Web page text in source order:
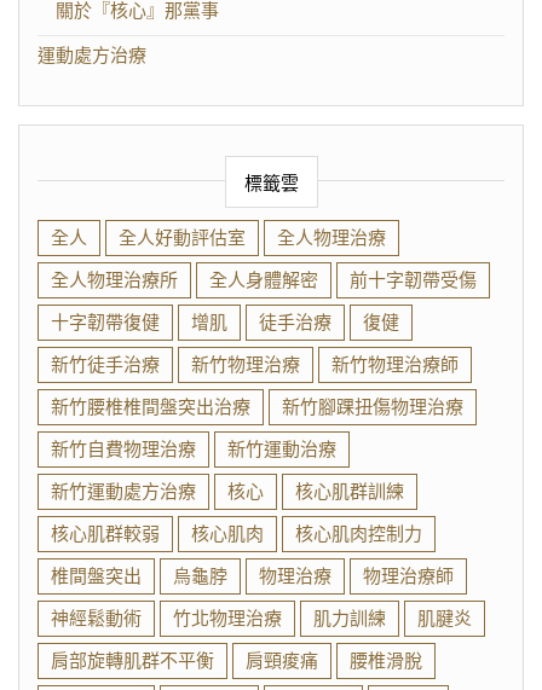
關於『核心』那黨事
運動處方治療
標籤雲
全人 全人好動評估室
全人物理治療
全人物理治療所
全人身體解密
前十字韌帶受傷
十字韌帶復健
增肌 徒手治療
復健
新竹徒手治療
新竹物理治療
新竹物理治療師
新竹腰椎椎間盤突出治療
新竹腳踝扭傷物理治療
新竹自費物理治療
新竹運動治療
新竹運動處方治療
核心
核心肌群訓練
核心肌群較弱
核心肌肉
核心肌肉控制力
椎間盤突出
烏龜脖 物理治療
物理治療師
神經鬆動術
竹北物理治療 肌力訓練
肌腱炎
肩部旋轉肌群不平衡
肩頸痠痛
腰椎滑脫